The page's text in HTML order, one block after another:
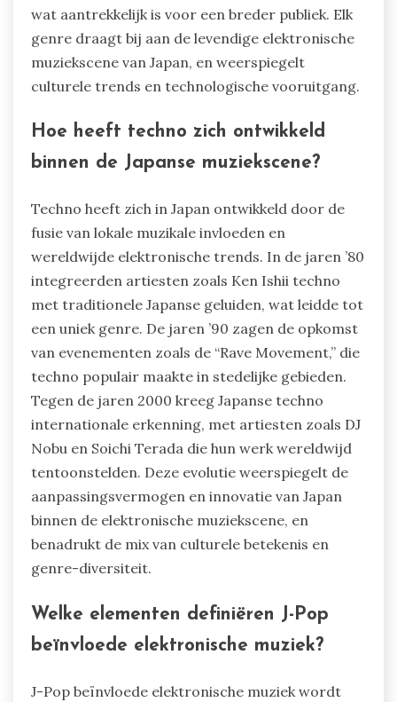
wat aantrekkelijk is voor een breder publiek. Elk
genre draagt bij aan de levendige elektronische
muziekscene van Japan, en weerspiegelt
culturele trends en technologische vooruitgang.
Hoe heeft techno zich ontwikkeld
binnen de Japanse muziekscene?
Techno heeft zich in Japan ontwikkeld door de
fusie van lokale muzikale invloeden en
wereldwijde elektronische trends. In de jaren ’80
integreerden artiesten zoals Ken Ishii techno
met traditionele Japanse geluiden, wat leidde tot
een uniek genre. De jaren ’90 zagen de opkomst
van evenementen zoals de “Rave Movement,” die
techno populair maakte in stedelijke gebieden.
Tegen de jaren 2000 kreeg Japanse techno
internationale erkenning, met artiesten zoals DJ
Nobu en Soichi Terada die hun werk wereldwijd
tentoonstelden. Deze evolutie weerspiegelt de
aanpassingsvermogen en innovatie van Japan
binnen de elektronische muziekscene, en
benadrukt de mix van culturele betekenis en
genre-diversiteit.
Welke elementen definiëren J-Pop
beïnvloede elektronische muziek?
J-Pop beïnvloede elektronische muziek wordt